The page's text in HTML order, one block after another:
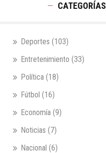
CATEGORÍAS
Deportes (103)
Entretenimiento (33)
Política (18)
Fútbol (16)
Economía (9)
Noticias (7)
Nacional (6)